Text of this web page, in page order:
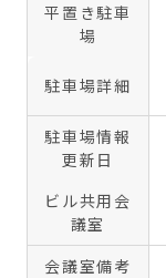
平置き駐車
場
駐車場詳細
駐車場情報
更新日
ビル共用会
議室
会議室備考